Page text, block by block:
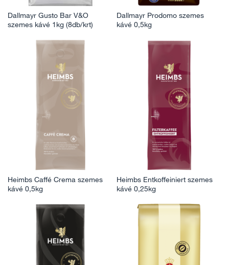
Dallmayr Gusto Bar V&O
szemes kávé 1kg (8db/krt)
Dallmayr Prodomo szemes
kávé 0,5kg
Heimbs Caffé Crema szemes
kávé 0,5kg
Heimbs Entkoffeiniert szemes
kávé 0,25kg